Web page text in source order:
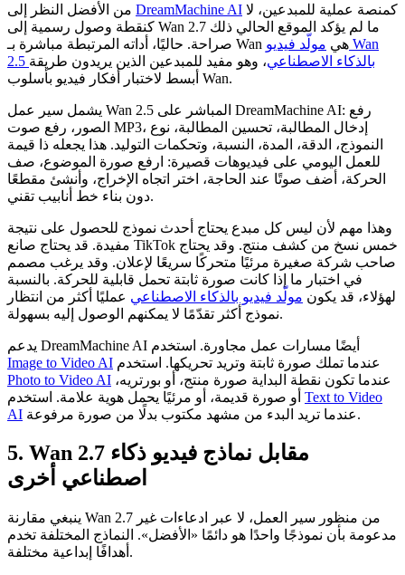
DreamMachine AI
كنقطة وصول رسمية إلى Wan 2.7 ما لم يؤكد الموقع الحالي ذلك
صراحة. حاليًا، أداته المرتبطة مباشرة بـ Wan هي مولّد فيديو Wan
2.5 بالذكاء الاصطناعي، وهو مفيد للمبدعين الذين يريدون طريقة
أبسط لاختبار أفكار فيديو بأسلوب Wan.
يشمل سير عمل Wan 2.5 المباشر على DreamMachine AI: رفع
الصور، رفع صوت MP3، إدخال المطالبة، تحسين المطالبة، نوع
النموذج، الدقة، المدة، النسبة، وتحكمات التوليد. هذا يجعله ذا قيمة
للعمل اليومي على فيديوهات قصيرة: ارفع صورة الموضوع، صف
الحركة، أضف صوتًا عند الحاجة، اختر اتجاه الإخراج، وأنشئ مقطعًا
دون بناء خط أنابيب تقني.
وهذا مهم لأن ليس كل مبدع يحتاج أحدث نموذج للحصول على نتيجة
مفيدة. قد يحتاج صانع TikTok خمس نسخ من كشف منتج. وقد يحتاج
صاحب شركة صغيرة مرئيًا متحركًا سريعًا لإعلان. وقد يرغب مصمم
في اختبار ما إذا كانت صورة ثابتة تحمل قابلية للحركة. بالنسبة
لهؤلاء، قد يكون مولّد فيديو بالذكاء الاصطناعي عمليًا أكثر من انتظار
نموذج أكثر تقدّمًا لا يمكنهم الوصول إليه بسهولة.
يدعم DreamMachine AI أيضًا مسارات عمل مجاورة. استخدم
Image to Video AI عندما تملك صورة ثابتة وتريد تحريكها. استخدم
Photo to Video AI
Text to Video
AI
عندما تريد البدء من مشهد مكتوب بدلًا من صورة مرفوعة.
5. Wan 2.7 مقابل نماذج فيديو ذكاء
اصطناعي أخرى
ينبغي مقارنة Wan 2.7 من منظور سير العمل، لا عبر ادعاءات غير
مدعومة بأن نموذجًا واحدًا هو دائمًا «الأفضل». النماذج المختلفة تخدم
أهدافًا إبداعية مختلفة.